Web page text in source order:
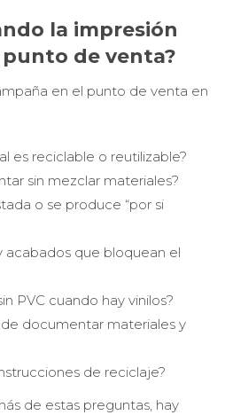
la impresión
de venta?
en el punto de venta en
es reciclable o reutilizable?
sin mezclar materiales?
o se produce “por si
acabados que bloquean el
PVC cuando hay vinilos?
documentar materiales y
de reciclaje?
de estas preguntas, hay